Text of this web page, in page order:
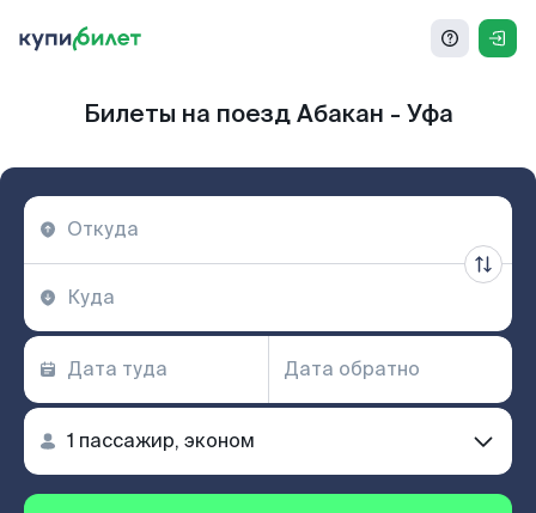
Билеты на поезд Абакан - Уфа